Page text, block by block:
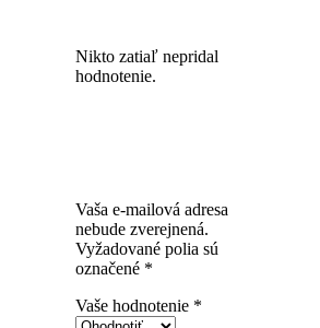
Nikto zatiaľ nepridal
hodnotenie.
Vaša e-mailová adresa
nebude zverejnená.
Vyžadované polia sú
označené *
Vaše hodnotenie *